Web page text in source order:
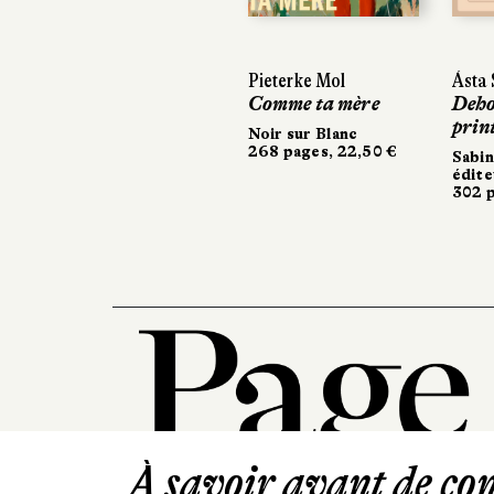
Ásta Sigurdardóttir
Dehors, c’est le
printemps
Sabine Wespieser
Ásta Sigurdardóttir
Dehors, c’est le
printemps
Sabine Wespieser
À savoir avant de